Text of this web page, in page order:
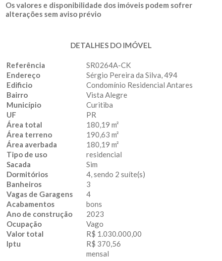
Os valores e disponibilidade dos imóveis podem sofrer
alterações sem aviso prévio
DETALHES DO IMÓVEL
Referência
SR0264A-CK
Endereço
Sérgio Pereira da Silva, 494
Edificio
Condomínio Residencial Antares
Bairro
Vista Alegre
Município
Curitiba
UF
PR
Área total
180,19 m²
Área terreno
190,63 m²
Área averbada
180,19 m²
Tipo de uso
residencial
Sacada
Sim
Dormitórios
4, sendo 2 suíte(s)
Banheiros
3
Vagas de Garagens
4
Acabamentos
bons
Ano de construção
2023
Ocupação
Vago
Valor total
R$ 1.030.000,00
Iptu
R$ 370,56
mensal